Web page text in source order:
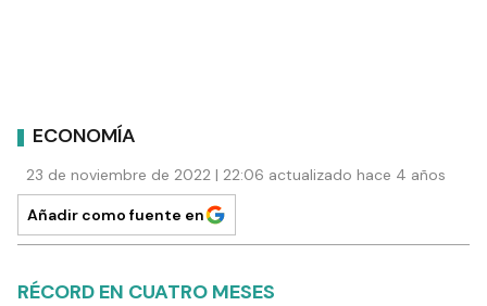
ECONOMÍA
23 de noviembre de 2022 | 22:06 actualizado hace 4 años
Añadir como fuente en
RÉCORD EN CUATRO MESES